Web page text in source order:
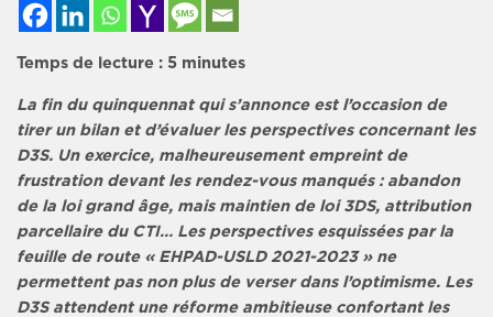
Temps de lecture : 5 minutes
La fin du quinquennat qui s’annonce est l’occasion de
tirer un bilan et d’évaluer les perspectives concernant les
D3S. Un exercice, malheureusement empreint de
frustration devant les rendez-vous manqués : abandon
de la loi grand âge, mais maintien de loi 3DS, attribution
parcellaire du CTI… Les perspectives esquissées par la
feuille de route « EHPAD-USLD 2021-2023 » ne
permettent pas non plus de verser dans l’optimisme. Les
D3S attendent une réforme ambitieuse confortant les